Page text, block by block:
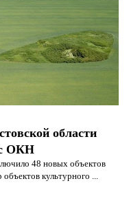
области
ОКН
48 новых объектов
культурного ...